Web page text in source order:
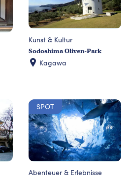
Kunst & Kultur
Sodoshima Oliven-Park
Kagawa
SPOT
Abenteuer & Erlebnisse